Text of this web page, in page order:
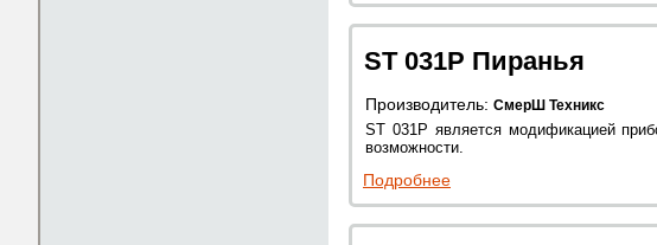
ST 031P Пиранья
Производитель: СмерШ Техникс
ST 031P является модификацией
возможности.
Подробнее